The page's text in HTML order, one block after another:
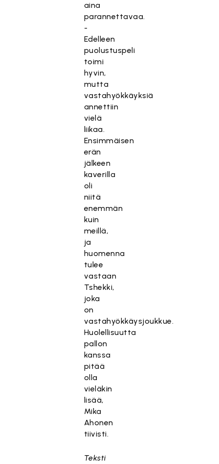
aina
parannettavaa.
-
Edelleen
puolustuspeli
toimi
hyvin,
mutta
vastahyökkäyksiä
annettiin
vielä
liikaa.
Ensimmäisen
erän
jälkeen
kaverilla
oli
niitä
enemmän
kuin
meillä,
ja
huomenna
tulee
vastaan
Tshekki,
joka
on
vastahyökkäysjoukkue.
Huolellisuutta
pallon
kanssa
pitää
olla
vieläkin
lisää,
Mika
Ahonen
tiivisti.
Teksti